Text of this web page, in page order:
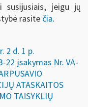
susijusiais, jeigu jų
rasite čia.
2 d. 1 p.
22 įsakymas Nr. VA-
ATASKAITOS
TAISYKLIŲ